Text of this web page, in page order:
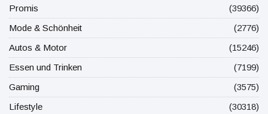
Promis
(39366)
Mode & Schönheit
(2776)
Autos & Motor
(15246)
Essen und Trinken
(7199)
Gaming
(3575)
Lifestyle
(30318)